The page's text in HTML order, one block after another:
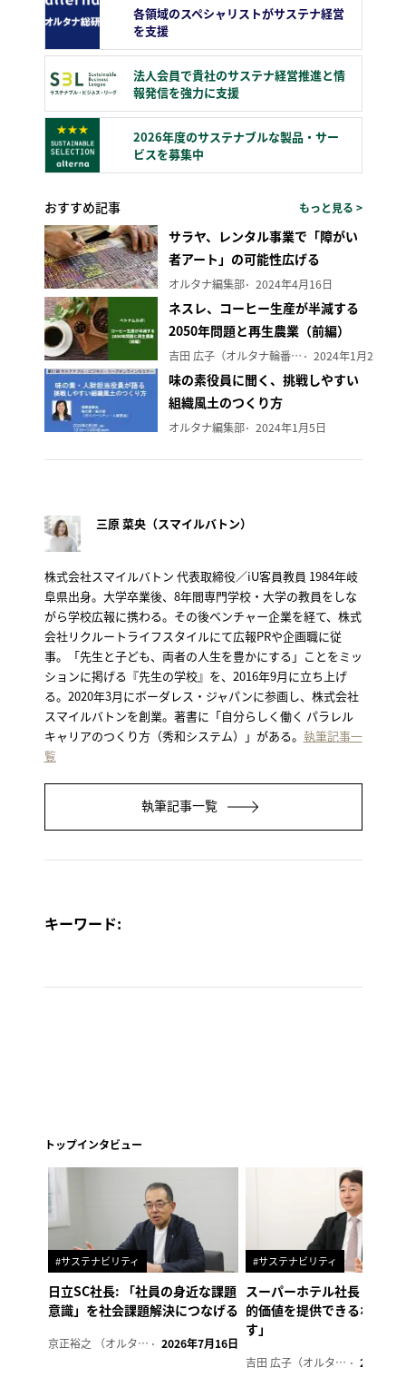
各領域のスペシャリストがサステナ経営
を支援
法人会員で貴社のサステナ経営推進と情
報発信を強力に支援
2026年度のサステナブルな製品・サー
ビスを募集中
おすすめ記事 もっと見る >
サラヤ、レンタル事業で「障がい
者アート」の可能性広げる
オルタナ編集部 2024年4月16日
ネスレ、コーヒー生産が半減する
2050年問題と再生農業（前編）
吉田 広子（オルタナ輪番編集長） 2024年1月29日
味の素役員に聞く、挑戦しやすい
組織風土のつくり方
オルタナ編集部 2024年1月5日
三原 菜央（スマイルバトン）
株式会社スマイルバトン 代表取締役／iU客員教員 1984年岐
阜県出身。大学卒業後、8年間専門学校・大学の教員をしな
がら学校広報に携わる。その後ベンチャー企業を経て、株式
会社リクルートライフスタイルにて広報PRや企画職に従
事。「先生と子ども、両者の人生を豊かにする」ことをミッ
ションに掲げる『先生の学校』を、2016年9月に立ち上げ
る。2020年3月にボーダレス・ジャパンに参画し、株式会社
スマイルバトンを創業。著書に「自分らしく働く パラレル
キャリアのつくり方（秀和システム）」がある。 執筆記事一
覧
執筆記事一覧
キーワード:
トップインタビュー
#サステナビリティ
日立SC社長: 「社員の身近な課題
意識」を社会課題解決につなげる
京正裕之 （オルタナ副編集長） 2026年7月16日
#サステナビリティ
スーパーホテル社長「地域
的価値を提供できるホテル
す」
吉田 広子（オルタナ輪番編集長） 2026年6